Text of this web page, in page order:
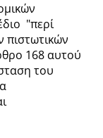
"περί
168 αυτού
του